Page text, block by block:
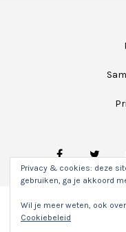
Copyright 2020 -
Privacy & cookies: deze
gebruiken, ga je akkoord
Wil je meer weten, ook
Cookiebeleid